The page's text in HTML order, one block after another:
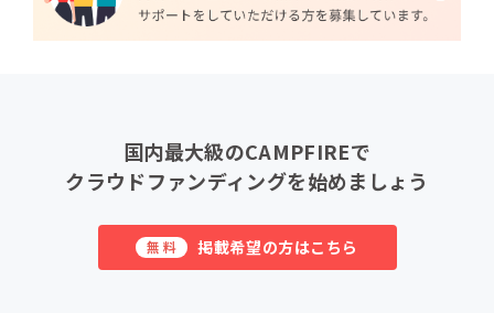
国内最大級のCAMPFIREで
クラウドファンディングを始めましょう
無料 掲載希望の方はこちら